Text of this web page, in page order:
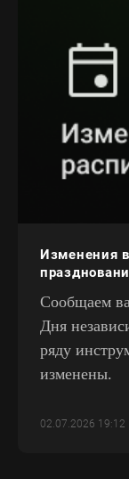
Изменения
Сообщаем
Дня
ряду
изменены.
02.07.2026 19:12